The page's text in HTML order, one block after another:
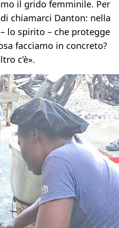
il grido femminile. Per
chiamarci Danton: nella
lo spirito – che protegge
facciamo in concreto?
c’è».